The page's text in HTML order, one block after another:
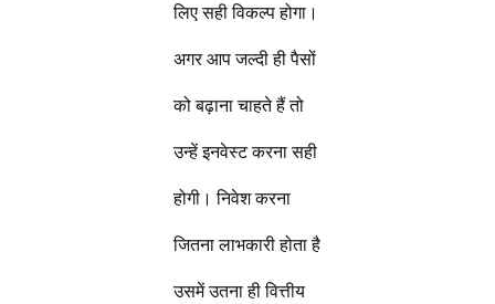
लिए सही विकल्प होगा।
अगर आप जल्दी ही पैसों
को बढ़ाना चाहते हैं तो
उन्हें इनवेस्ट करना सही
होगी। निवेश करना
जितना लाभकारी होता है
उसमें उतना ही वित्तीय